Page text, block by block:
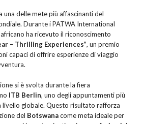
una delle mete più affascinanti del
Durante i PATWA International
ha ricevuto il riconoscimento
– Thrilling Experiences”, un premio
capaci di offrire esperienze di viaggio
si è svolta durante la fiera
ITB Berlin, uno degli appuntamenti più
globale. Questo risultato rafforza
del Botswanacome meta ideale per